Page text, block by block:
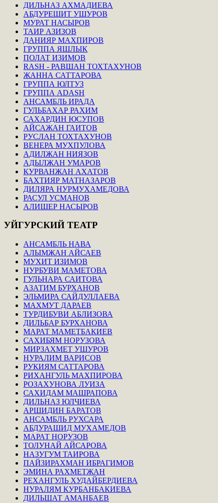
ДИЛЬНАЗ АХМАДИЕВА
АБДУРЕШИТ УШУРОВ
МУРАТ НАСЫРОВ
ТАИР АЗИЗОВ
ДАНИЯР МАХПИРОВ
ГРУППА ЯШЛЫК
ПОЛАТ ИЗИМОВ
RASH - РАВШАН ТОХТАХУНОВ
ЖАННА САТТАРОВА
ГРУППА ЮЛТУЗ
ГРУППА ADASH
АНСАМБЛЬ ИРАДА
ГУЛЬБАХАР РАХИМ
САХАРДИН ЮСУПОВ
АЙСАЖАН ГАИТОВ
РУСЛАН ТОХТАХУНОВ
ВЕНЕРА МУХПУЛОВА
АДИЛЖАН НИЯЗОВ
АДЫЛЖАН УМАРОВ
КУРВАНЖАН АХАТОВ
БАХТИЯР МАТНАЗАРОВ
ДИЛЯРА НУРМУХАМЕДОВА
РАСУЛ УСМАНОВ
АЛИШЕР НАСЫРОВ
УЙГУРСКИЙ ТЕАТР
АНСАМБЛЬ НАВА
АЛЫМЖАН АЙСАЕВ
МУХИТ ИЗИМОВ
НУРБУВИ МАМЕТОВА
ГУЛЬНАРА САИТОВА
АЗАТИМ БУРХАНОВ
ЭЛЬМИРА САЙДУЛЛАЕВА
МАХМУТ ДАРАЕВ
ТУРДИБУВИ АБЛИЗОВА
ДИЛЬБАР БУРХАНОВА
МАРАТ МАМЕТБАКИЕВ
САХИБЯМ НОРУЗОВА
МИРЗАХМЕТ УШУРОВ
НУРАЛИМ ВАРИСОВ
РУКИЯМ САТТАРОВА
РИХАНГУЛЬ МАХПИРОВА
РОЗАХУНОВА ЛУИЗА
САХИДАМ МАШРАПОВА
ДИЛЬНАЗ ЮЛЧИЕВА
АРШИДИН БАРАТОВ
АНСАМБЛЬ РУХСАРА
АБДУРАШИД МУХАМЕДОВ
МАРАТ НОРУЗОВ
ТОЛУНАЙ АЙСАРОВА
НАЗУГУМ ТАИРОВА
ПАЙЗИРАХМАН ИБРАГИМОВ
ЭМИНА РАХМЕТЖАН
РЕХАНГУЛЬ ХУДАЙБЕРДИЕВА
НУРАЛЯМ КУРБАНБАКИЕВА
ДИЛЬШАТ АМАНБАЕВ